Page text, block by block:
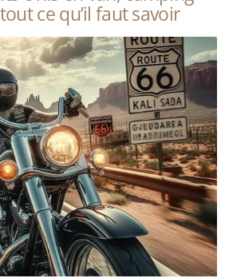
ce qu’il faut savoir